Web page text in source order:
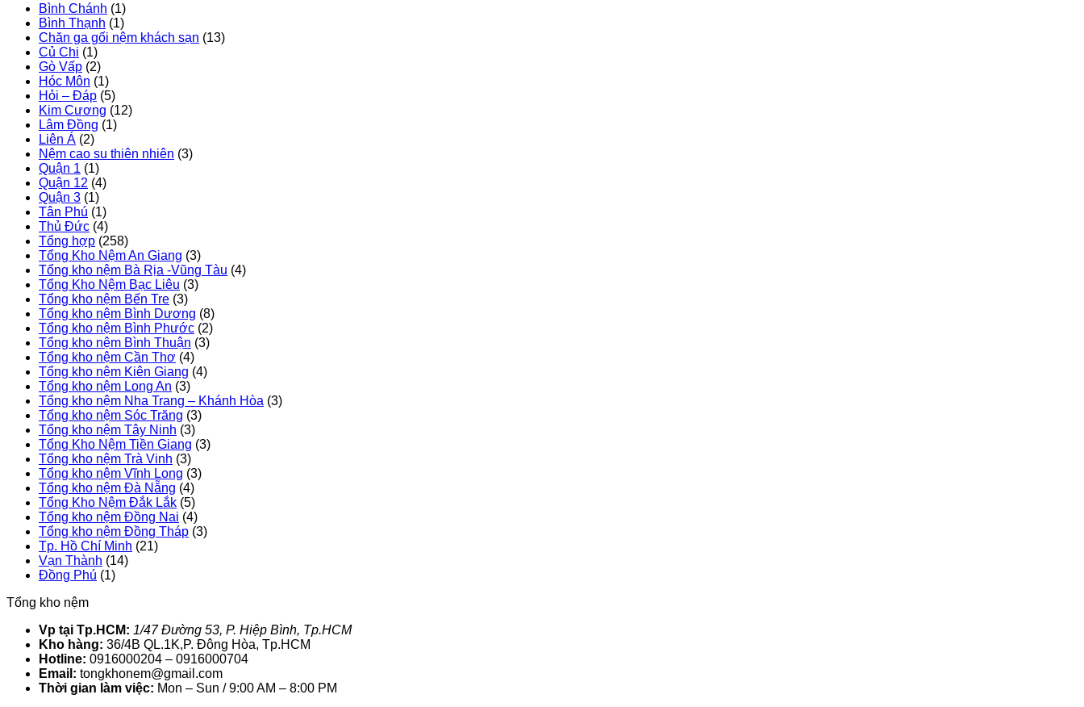
Bình Chánh (1)
Bình Thạnh (1)
Chăn ga gối nệm khách sạn (13)
Củ Chi (1)
Gò Vấp (2)
Hóc Môn (1)
Hỏi – Đáp (5)
Kim Cương (12)
Lâm Đồng (1)
Liên Á (2)
Nệm cao su thiên nhiên (3)
Quận 1 (1)
Quận 12 (4)
Quận 3 (1)
Tân Phú (1)
Thủ Đức (4)
Tổng hợp (258)
Tổng Kho Nệm An Giang (3)
Tổng kho nệm Bà Rịa -Vũng Tàu (4)
Tổng Kho Nệm Bạc Liêu (3)
Tổng kho nệm Bến Tre (3)
Tổng kho nệm Bình Dương (8)
Tổng kho nệm Bình Phước (2)
Tổng kho nệm Bình Thuận (3)
Tổng kho nệm Cần Thơ (4)
Tổng kho nệm Kiên Giang (4)
Tổng kho nệm Long An (3)
Tổng kho nệm Nha Trang – Khánh Hòa (3)
Tổng kho nệm Sóc Trăng (3)
Tổng kho nệm Tây Ninh (3)
Tổng Kho Nệm Tiền Giang (3)
Tổng kho nệm Trà Vinh (3)
Tổng kho nệm Vĩnh Long (3)
Tổng kho nệm Đà Nẵng (4)
Tổng Kho Nệm Đắk Lắk (5)
Tổng kho nệm Đồng Nai (4)
Tổng kho nệm Đồng Tháp (3)
Tp. Hồ Chí Minh (21)
Vạn Thành (14)
Đồng Phú (1)
Tổng kho nệm
Vp tại Tp.HCM: 1/47 Đường 53, P. Hiệp Bình, Tp.HCM
Kho hàng: 36/4B QL.1K,P. Đông Hòa, Tp.HCM
Hotline: 0916000204 – 0916000704
Email: tongkhonem@gmail.com
Thời gian làm việc: Mon – Sun / 9:00 AM – 8:00 PM